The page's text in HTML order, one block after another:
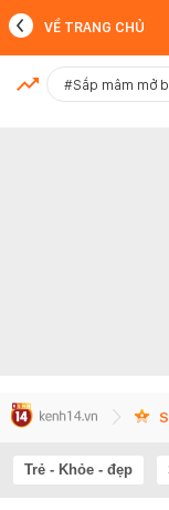
MỚI NHẤT
VỀ TRANG CHỦ
#Sắp mâm mở
Trẻ - Khỏe - đẹp